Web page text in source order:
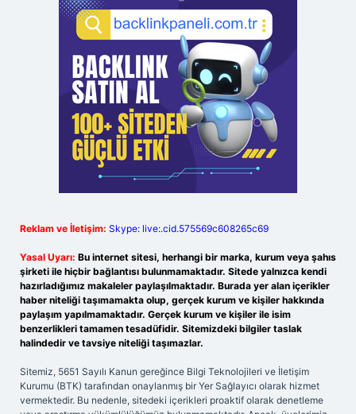
Reklam ve İletişim: Skype: live:.cid.575569c608265c69
Yasal Uyarı: Bu internet sitesi, herhangi bir marka, kurum veya şahıs
şirketi ile hiçbir bağlantısı bulunmamaktadır. Sitede yalnızca kendi
hazırladığımız makaleler paylaşılmaktadır. Burada yer alan içerikler
haber niteliği taşımamakta olup, gerçek kurum ve kişiler hakkında
paylaşım yapılmamaktadır. Gerçek kurum ve kişiler ile isim
benzerlikleri tamamen tesadüfidir. Sitemizdeki bilgiler taslak
halindedir ve tavsiye niteliği taşımazlar.
Sitemiz, 5651 Sayılı Kanun gereğince Bilgi Teknolojileri ve İletişim
Kurumu (BTK) tarafından onaylanmış bir Yer Sağlayıcı olarak hizmet
vermektedir. Bu nedenle, sitedeki içerikleri proaktif olarak denetleme